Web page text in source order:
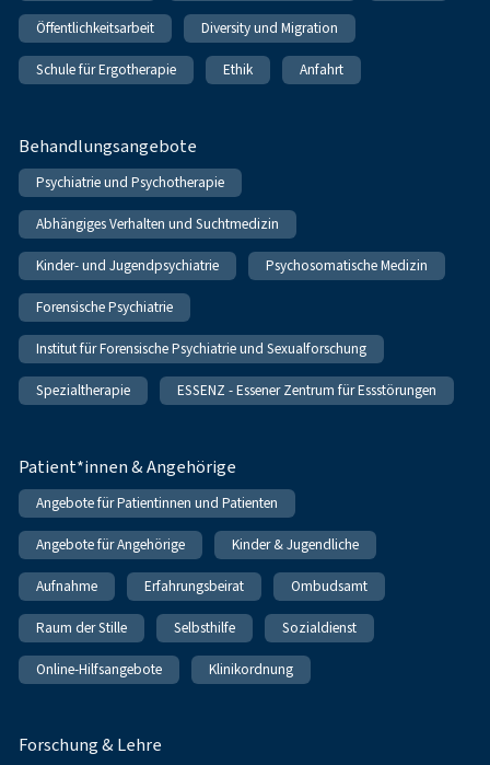
Öffentlichkeitsarbeit Diversity und Migration
Schule für Ergotherapie Ethik Anfahrt
Behandlungsangebote
Psychiatrie und Psychotherapie
Abhängiges Verhalten und Suchtmedizin
Kinder- und Jugendpsychiatrie Psychosomatische Medizin
Forensische Psychiatrie
Institut für Forensische Psychiatrie und Sexualforschung
Spezialtherapie ESSENZ - Essener Zentrum für Essstörungen
Patient*innen & Angehörige
Angebote für Patientinnen und Patienten
Angebote für Angehörige Kinder & Jugendliche
Aufnahme Erfahrungsbeirat Ombudsamt
Raum der Stille Selbsthilfe Sozialdienst
Online-Hilfsangebote Klinikordnung
Forschung & Lehre